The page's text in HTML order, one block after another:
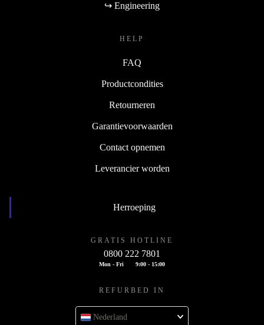
↪ Engineering
HELP
FAQ
Productcondities
Retourneren
Garantievoorwaarden
Contact opnemen
Leverancier worden
Herroeping
GRATIS HOTLINE
0800 222 7801
Mon - Fri 9:00 - 15:00
REFURBED IN
Nederland